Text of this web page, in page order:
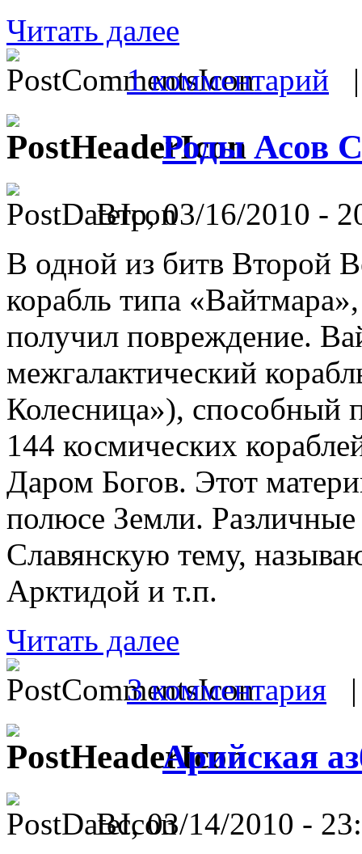
Читать далее
1 комментарий
Роды Асов
Втр, 03/16/2010 -
В одной из битв Второй
корабль типа
получил повреждение.
межгалактический
Колесница»), способный
144 космических
Даром Богов. Этот
полюсе Земли.
Славянскую тему,
Арктидой и т.п.
Читать далее
3 комментария
Арийская
Вс, 03/14/2010 -